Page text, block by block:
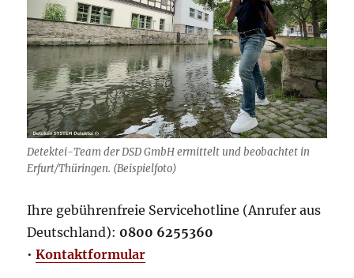
Detektei-Team der DSD GmbH ermittelt und beobachtet in
Erfurt/Thüringen. (Beispielfoto)
Ihre gebührenfreie Servicehotline (Anrufer aus
Deutschland): 0800 6255360
•Kontaktformular